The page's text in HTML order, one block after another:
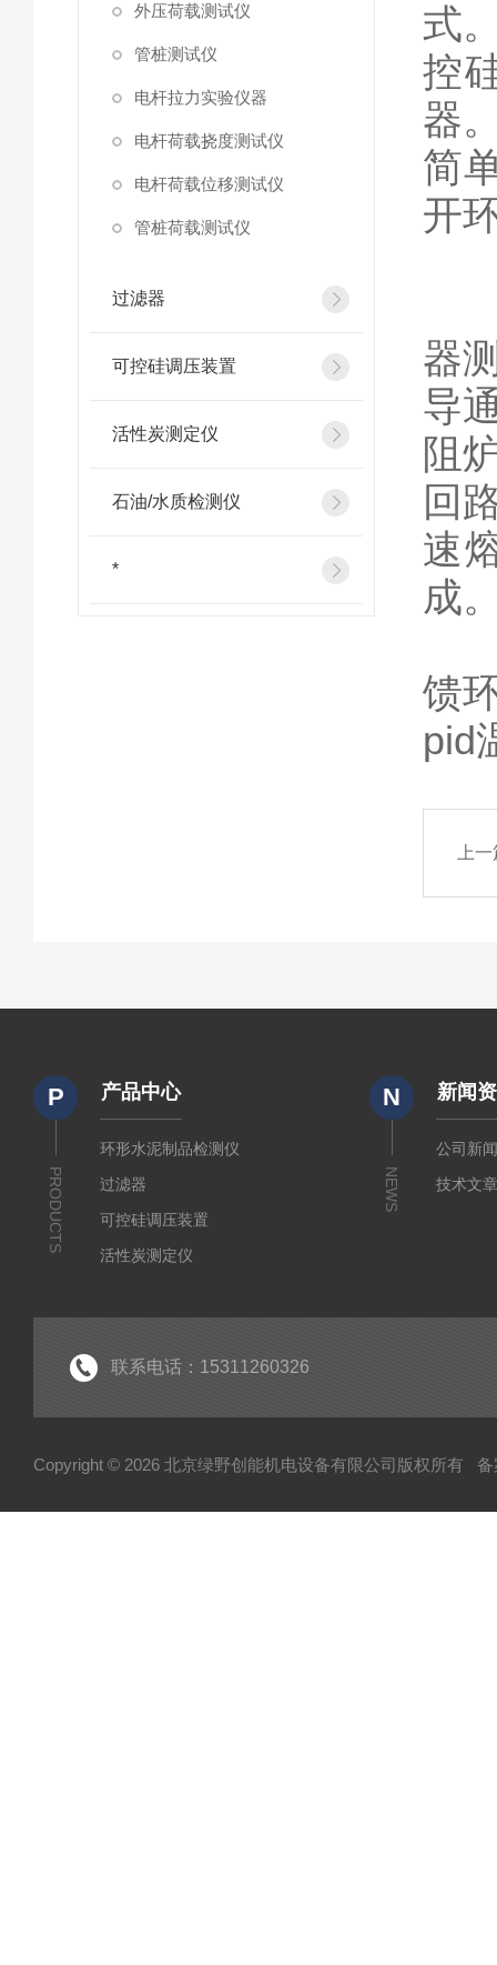
外压荷载测试仪
管桩测试仪
电杆拉力实验仪器
电杆荷载挠度测试仪
电杆荷载位移测试仪
管桩荷载测试仪
过滤器
可控硅调压装置
活性炭测定仪
石油/水质检测仪
*
式
控
器
简
开
器
导
阻
回
速
成
馈
pid
上
P
PRODUCTS
产品中心
环形水泥制品检测仪
过滤器
可控硅调压装置
活性炭测定仪
N
NEWS
新闻
公司新
技术文
联系电话：15311260326
Copyright © 2026 北京绿野创能机电设备有限公司版权所有 备